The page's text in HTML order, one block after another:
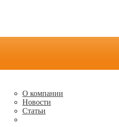
О компании
Новости
Статьи